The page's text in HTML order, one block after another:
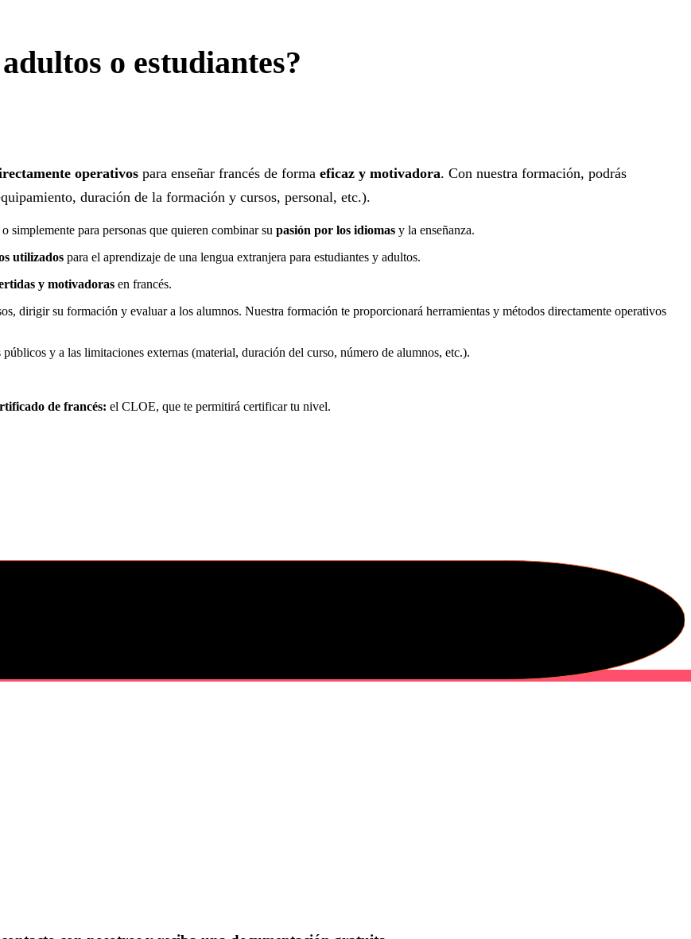
o estudiantes?
operativos para enseñar francés de forma eficaz y motivadora. Con nuestra formación, podrás
duración de la formación y cursos, personal, etc.).
o simplemente para personas que quieren combinar su pasión por los idiomas y la enseñanza.
utilizados para el aprendizaje de una lengua extranjera para estudiantes y adultos.
y motivadoras en francés.
dirigir su formación y evaluar a los alumnos. Nuestra formación te proporcionará herramientas y métodos directamente operativos
y a las limitaciones externas (material, duración del curso, número de alumnos, etc.).
de francés: el CLOE, que te permitirá certificar tu nivel.